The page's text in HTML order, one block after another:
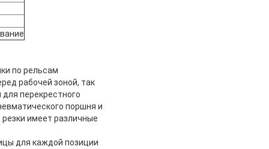
по рельсам
рабочей зоной, так
перекрестного
поршня и
имеет различные
для каждой позиции